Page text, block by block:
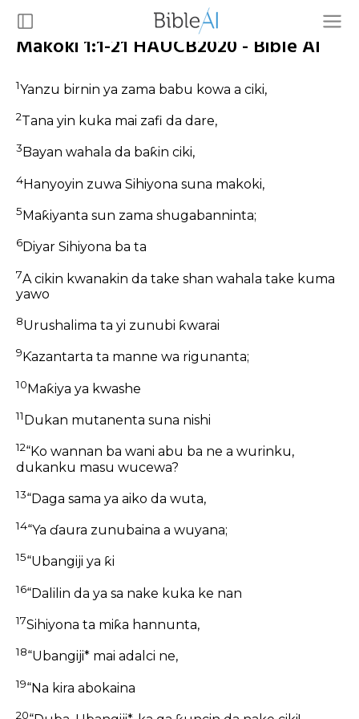
Makoki 1:1-21 HAUCB2020 - Bible AI
1Yanzu birnin ya zama babu kowa a ciki,
2Tana yin kuka mai zafi da dare,
3 Bayan wahala da baƙin ciki,
4Hanyoyin zuwa Sihiyona suna makoki,
5 Maƙiyanta sun zama shugabanninta;
6Diyar Sihiyona ba ta
7A cikin kwanakin da take shan wahala take kuma
yawo
8Urushalima ta yi zunubi ƙwarai
9Ƙazantarta ta manne wa rigunanta;
10Maƙiya ya kwashe
11 Dukan mutanenta suna nishi
12“Ko wannan ba wani abu ba ne a wurinku,
dukanku masu wucewa?
13“Daga sama ya aiko da wuta,
14“Ya ɗaura zunubaina a wuyana;
15“Ubangiji ya ƙi
16“Dalilin da ya sa nake kuka ke nan
17Sihiyona ta miƙa hannunta,
18“Ubangiji* mai adalci ne,
19“Na kira abokaina
20